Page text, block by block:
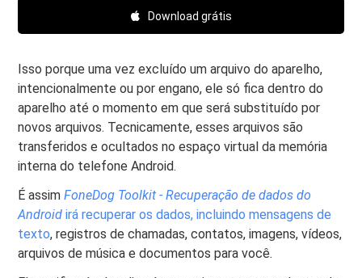
Download grátis
Isso porque uma vez excluído um arquivo do aparelho,
intencionalmente ou por engano, ele só fica dentro do
aparelho até o momento em que será substituído por
novos arquivos. Tecnicamente, esses arquivos são
transferidos e ocultados no espaço virtual da memória
interna do telefone Android.
É assimFoneDog Toolkit - Recuperação de dados do
Android irá recuperar os dados, incluindo mensagens de
texto, registros de chamadas, contatos, imagens, vídeos,
arquivos de música e documentos para você.